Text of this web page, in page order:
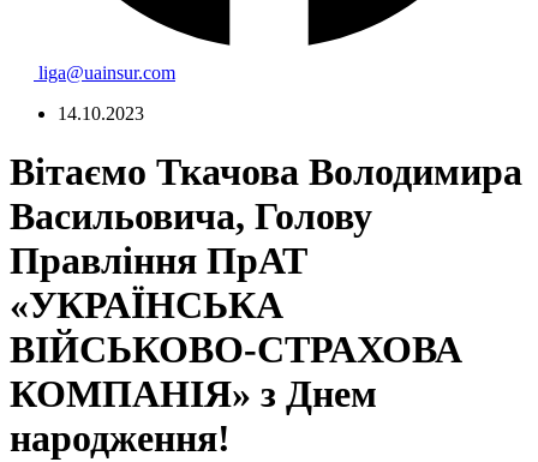
liga@uainsur.com
14.10.2023
Вітаємо Ткачова Володимира
Васильовича, Голову
Правління ПрАТ
«УКРАЇНСЬКА
ВІЙСЬКОВО-СТРАХОВА
КОМПАНІЯ» з Днем
народження!